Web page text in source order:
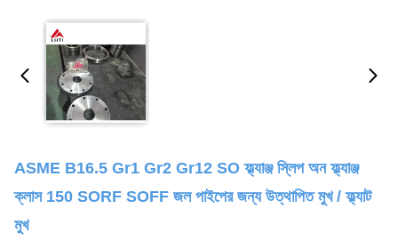
ASME B16.5 Gr1 Gr2 Gr12 SO ফ্ল্যাঞ্জ স্লিপ অন ফ্ল্যাঞ্জ
ক্লাস 150 SORF SOFF জল পাইপের জন্য উত্থাপিত মুখ / ফ্ল্যাট
মুখ